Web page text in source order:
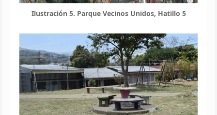
Ilustración 5. Parque Vecinos Unidos, Hatillo 5